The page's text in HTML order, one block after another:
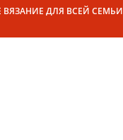
ВЯЗАНИЕ ДЛЯ ВСЕЙ СЕМЬИ